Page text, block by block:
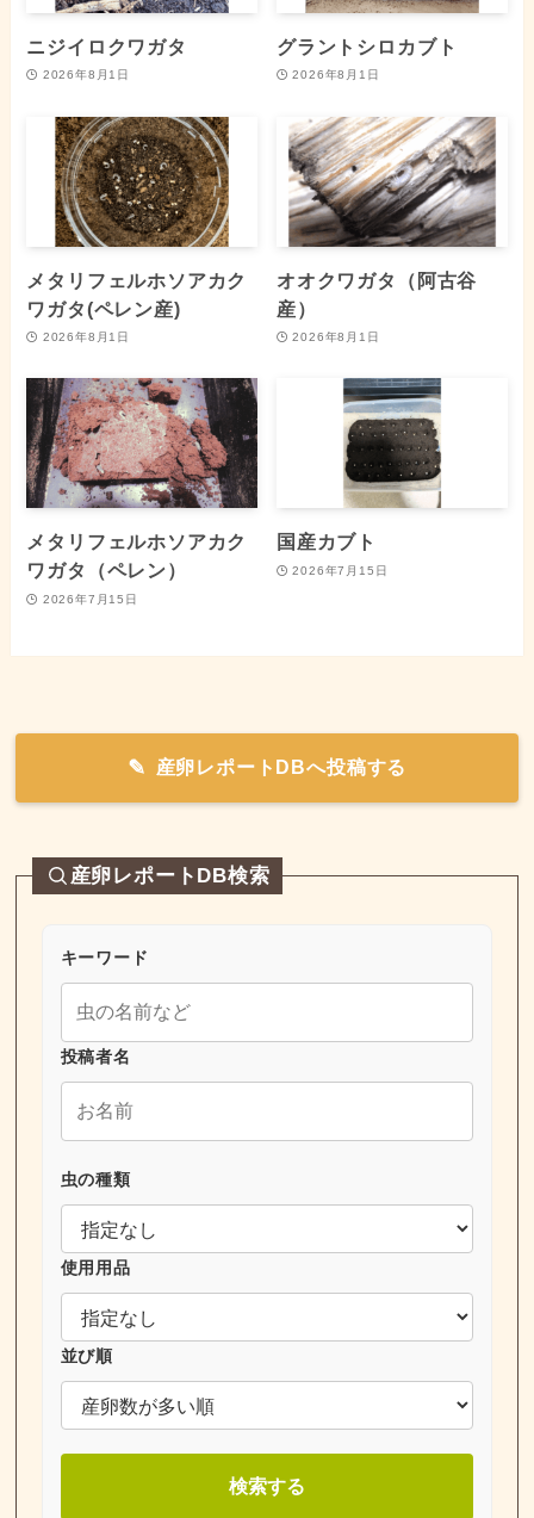
ニジイロクワガタ
2026年8月1日
グラントシロカブト
2026年8月1日
メタリフェルホソアカク
ワガタ(ペレン産)
2026年8月1日
オオクワガタ（阿古谷
産）
2026年8月1日
メタリフェルホソアカク
ワガタ（ペレン）
2026年7月15日
国産カブト
2026年7月15日
産卵レポートDBへ投稿する
産卵レポートDB検索
キーワード
投稿者名
虫の種類
使用用品
並び順
検索する